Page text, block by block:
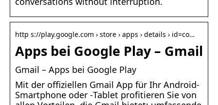
http s://play.google.com › store › apps › details › id=co…
Apps bei Google Play – Gmail
Gmail – Apps bei Google Play
Mit der offiziellen Gmail App für Ihr Android-
Smartphone oder ‑Tablet profitieren Sie von